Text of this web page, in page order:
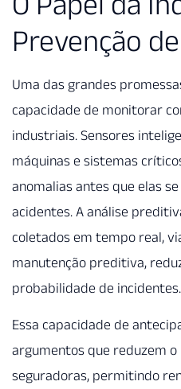
Prevenção
Uma das grandes
capacidade de monitorar
industriais. Sensores
máquinas e sistemas
anomalias antes que elas
acidentes. A análise
coletados em tempo real,
manutenção preditiva,
probabilidade de incidentes.
Essa capacidade de
argumentos que reduzem
seguradoras, permitindo